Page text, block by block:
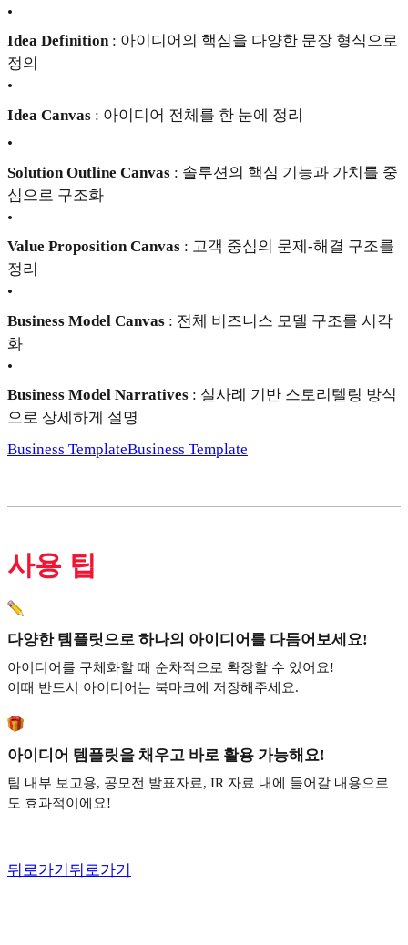
•
Idea Definition: 아이디어의 핵심을 다양한 문장 형식으로
정의
•
Idea Canvas : 아이디어 전체를 한 눈에 정리
•
Solution Outline Canvas : 솔루션의 핵심 기능과 가치를 중
심으로 구조화
•
Value Proposition Canvas : 고객 중심의 문제-해결 구조를
정리
•
Business Model Canvas : 전체 비즈니스 모델 구조를 시각
화
•
Business Model Narratives : 실사례 기반 스토리텔링 방식
으로 상세하게 설명
Business TemplateBusiness Template
사용 팁
다양한 템플릿으로 하나의 아이디어를 다듬어보세요!
아이디어를 구체화할 때 순차적으로 확장할 수 있어요!
이때 반드시 아이디어는 북마크에 저장해주세요.
아이디어 템플릿을 채우고 바로 활용 가능해요!
팀 내부 보고용, 공모전 발표자료, IR 자료 내에 들어갈 내용으로
도 효과적이에요!
뒤로가기 뒤로가기